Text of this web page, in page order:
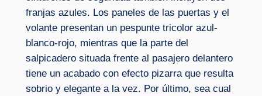
franjas azules. Los paneles de las puertas y el
volante presentan un pespunte tricolor azul-
blanco-rojo, mientras que la parte del
salpicadero situada frente al pasajero delantero
tiene un acabado con efecto pizarra que resulta
sobrio y elegante a la vez. Por último, sea cual